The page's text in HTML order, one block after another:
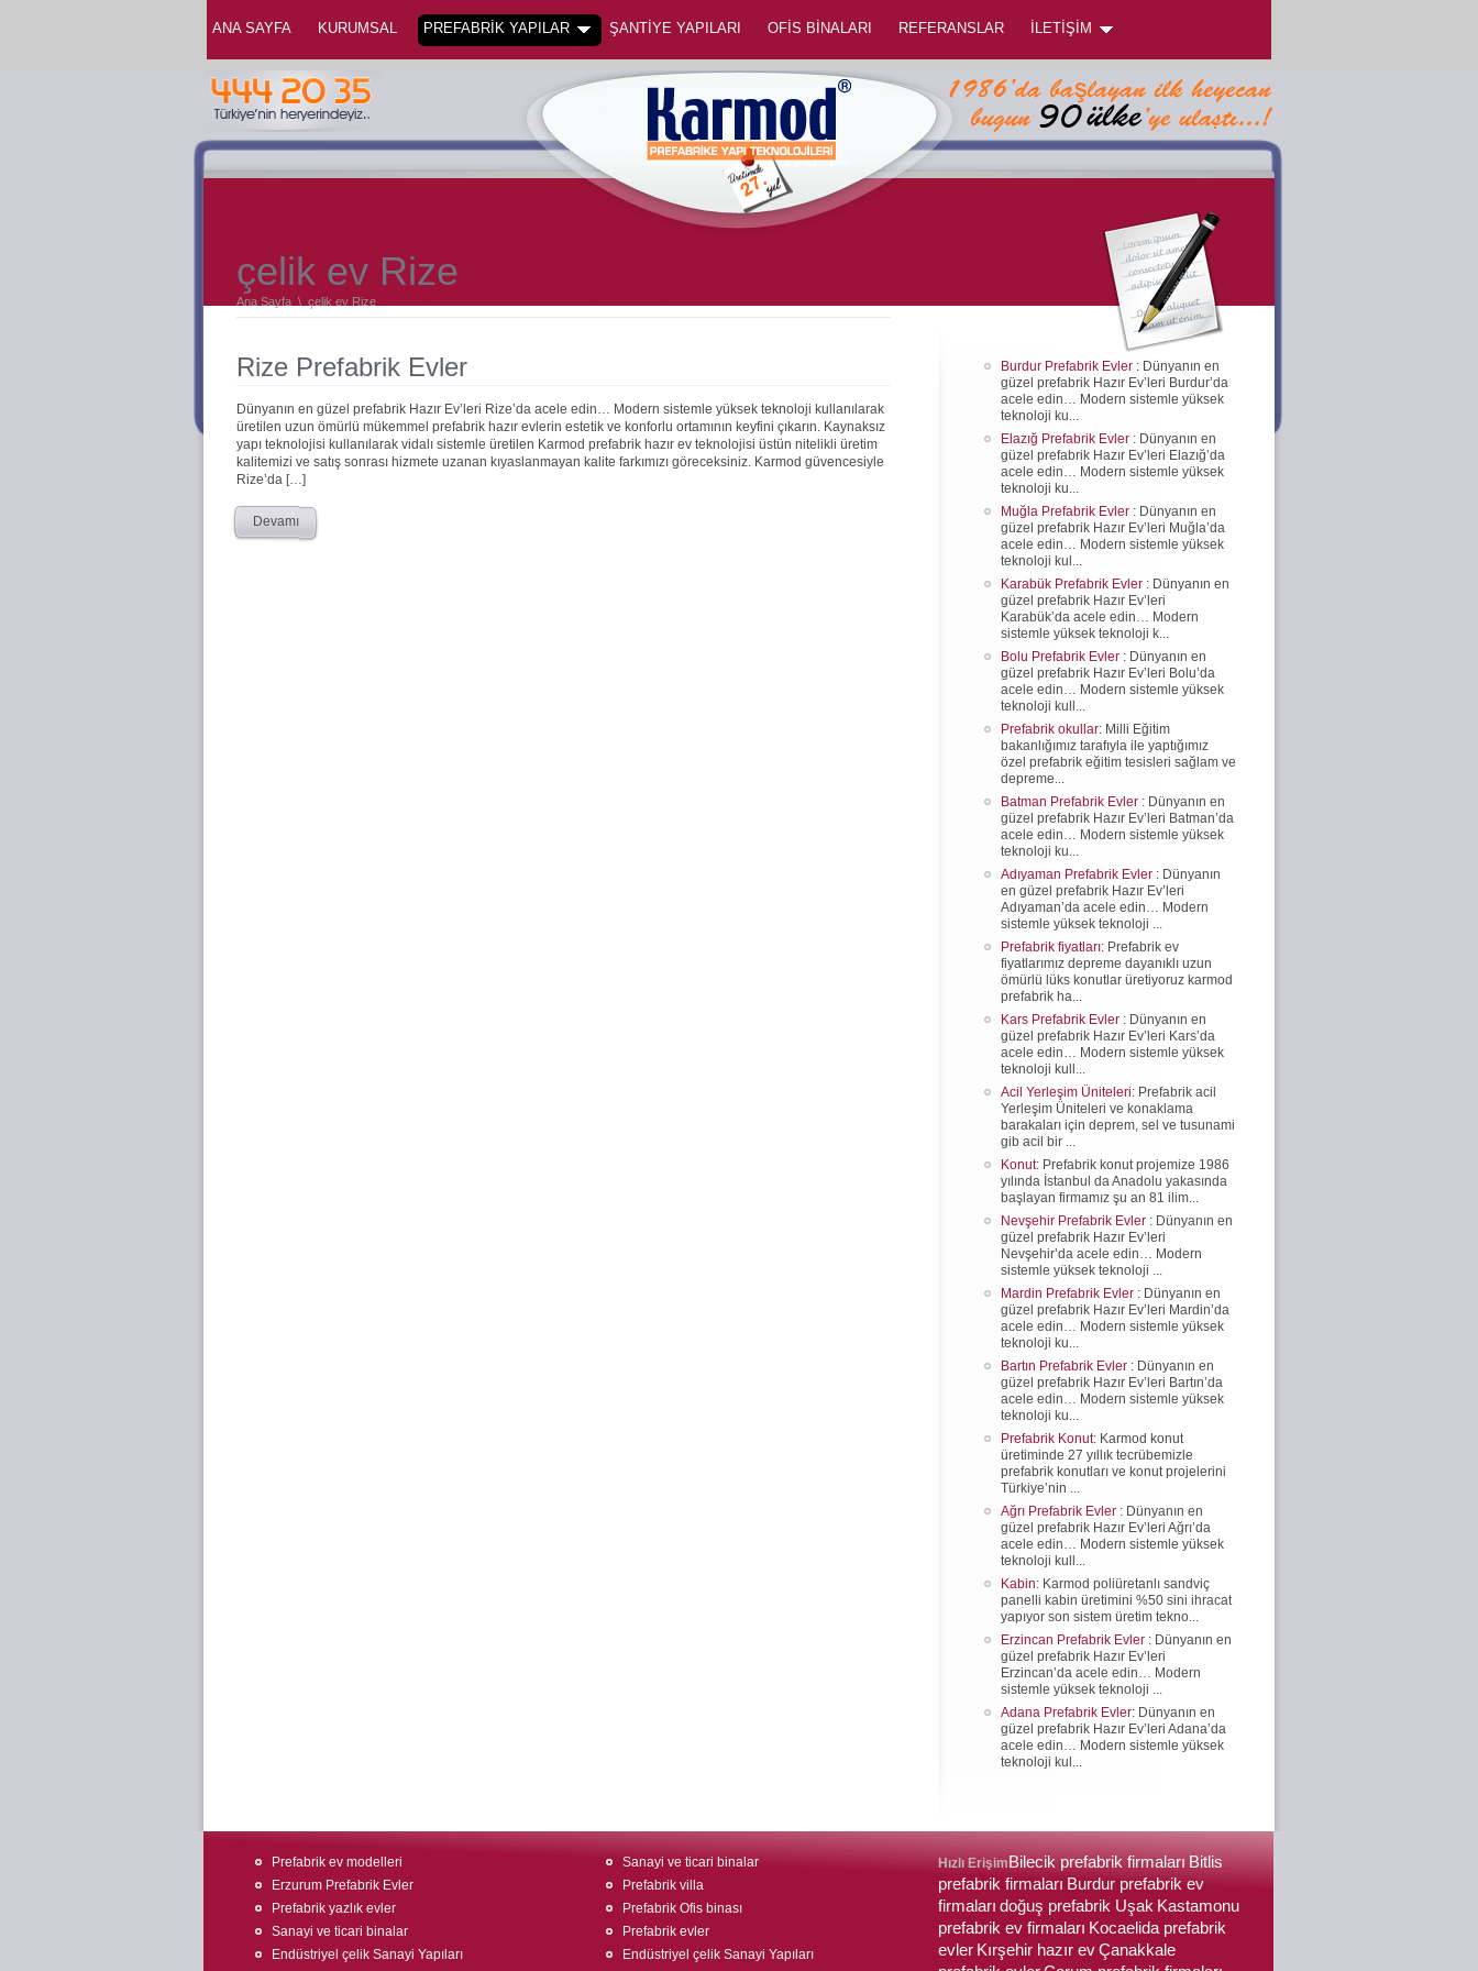
ANA SAYFA KURUMSAL PREFABRİK YAPILAR ŞANTİYE YAPILARI OFİS BİNALARI REFERANSLAR İLETİŞİM
çelik ev Rize
Ana Sayfa \ çelik ev Rize
Rize Prefabrik Evler
Dünyanın en güzel prefabrik Hazır Ev’leri Rize’da acele edin… Modern sistemle yüksek teknoloji kullanılarak
üretilen uzun ömürlü mükemmel prefabrik hazır evlerin estetik ve konforlu ortamının keyfini çıkarın. Kaynaksız
yapı teknolojisi kullanılarak vidalı sistemle üretilen Karmod prefabrik hazır ev teknolojisi üstün nitelikli üretim
kalitemizi ve satış sonrası hizmete uzanan kıyaslanmayan kalite farkımızı göreceksiniz. Karmod güvencesiyle
Rize’da […]
Devamı
Burdur Prefabrik Evler : Dünyanın en
güzel prefabrik Hazır Ev’leri Burdur’da
acele edin… Modern sistemle yüksek
teknoloji ku...
Elazığ Prefabrik Evler : Dünyanın en
güzel prefabrik Hazır Ev’leri Elazığ’da
acele edin… Modern sistemle yüksek
teknoloji ku...
Muğla Prefabrik Evler : Dünyanın en
güzel prefabrik Hazır Ev’leri Muğla’da
acele edin… Modern sistemle yüksek
teknoloji kul...
Karabük Prefabrik Evler : Dünyanın en
güzel prefabrik Hazır Ev’leri
Karabük’da acele edin… Modern
sistemle yüksek teknoloji k...
Bolu Prefabrik Evler : Dünyanın en
güzel prefabrik Hazır Ev’leri Bolu’da
acele edin… Modern sistemle yüksek
teknoloji kull...
Prefabrik okullar: Milli Eğitim
bakanlığımız tarafıyla ile yaptığımız
özel prefabrik eğitim tesisleri sağlam ve
depreme...
Batman Prefabrik Evler : Dünyanın en
güzel prefabrik Hazır Ev’leri Batman’da
acele edin… Modern sistemle yüksek
teknoloji ku...
Adıyaman Prefabrik Evler : Dünyanın
en güzel prefabrik Hazır Ev’leri
Adıyaman’da acele edin… Modern
sistemle yüksek teknoloji ...
Prefabrik fiyatları: Prefabrik ev
fiyatlarımız depreme dayanıklı uzun
ömürlü lüks konutlar üretiyoruz karmod
prefabrik ha...
Kars Prefabrik Evler : Dünyanın en
güzel prefabrik Hazır Ev’leri Kars’da
acele edin… Modern sistemle yüksek
teknoloji kull...
Acil Yerleşim Üniteleri: Prefabrik acil
Yerleşim Üniteleri ve konaklama
barakaları için deprem, sel ve tusunami
gib acil bir ...
Konut: Prefabrik konut projemize 1986
yılında İstanbul da Anadolu yakasında
başlayan firmamız şu an 81 ilim...
Nevşehir Prefabrik Evler : Dünyanın en
güzel prefabrik Hazır Ev’leri
Nevşehir’da acele edin… Modern
sistemle yüksek teknoloji ...
Mardin Prefabrik Evler : Dünyanın en
güzel prefabrik Hazır Ev’leri Mardin’da
acele edin… Modern sistemle yüksek
teknoloji ku...
Bartın Prefabrik Evler : Dünyanın en
güzel prefabrik Hazır Ev’leri Bartın’da
acele edin… Modern sistemle yüksek
teknoloji ku...
Prefabrik Konut: Karmod konut
üretiminde 27 yıllık tecrübemizle
prefabrik konutları ve konut projelerini
Türkiye’nin ...
Ağrı Prefabrik Evler : Dünyanın en
güzel prefabrik Hazır Ev’leri Ağrı’da
acele edin… Modern sistemle yüksek
teknoloji kull...
Kabin: Karmod poliüretanlı sandviç
panelli kabin üretimini %50 sini ihracat
yapıyor son sistem üretim tekno...
Erzincan Prefabrik Evler : Dünyanın en
güzel prefabrik Hazır Ev’leri
Erzincan’da acele edin… Modern
sistemle yüksek teknoloji ...
Adana Prefabrik Evler: Dünyanın en
güzel prefabrik Hazır Ev’leri Adana’da
acele edin… Modern sistemle yüksek
teknoloji kul...
Prefabrik ev modelleri
Erzurum Prefabrik Evler
Prefabrik yazlık evler
Sanayi ve ticari binalar
Endüstriyel çelik Sanayi Yapıları
Sanayi ve ticari binalar
Prefabrik villa
Prefabrik Ofis binası
Prefabrik evler
Endüstriyel çelik Sanayi Yapıları
Hızlı Erişim Bilecik prefabrik firmaları Bitlis
prefabrik firmaları Burdur prefabrik ev
firmaları doğuş prefabrik Uşak Kastamonu
prefabrik ev firmaları Kocaelida prefabrik
evler Kırşehir hazır evÇanakkale